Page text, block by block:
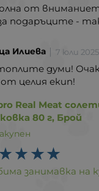
от
подаръците -
Илиева 7 юли 2025
думи!
целия екип!
Real Meat
80 г, Брой
занимавка на